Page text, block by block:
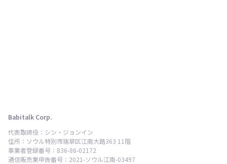
Babitalk Corp.
代表取締役：シン・ジョンイン
住所：ソウル特別市瑞草区江南大路363 11階
事業者登録番号：836-86-02172
通信販売業申告番号：2021-ソウル江南-03497